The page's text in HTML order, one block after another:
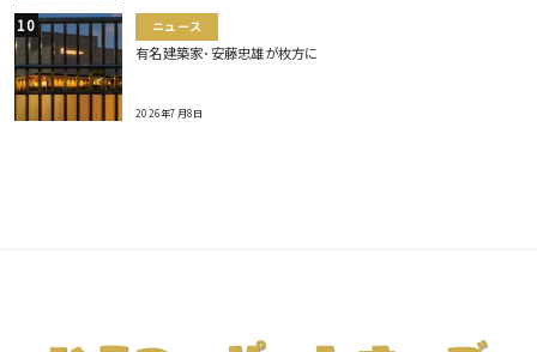
ニュース
有名建築家･安藤忠雄が枚方に
2026年7月8日